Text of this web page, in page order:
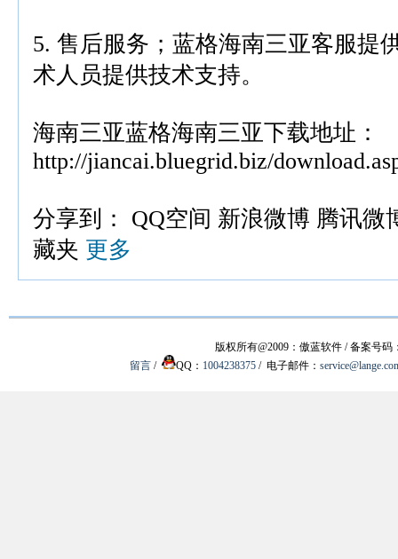
5. 售后服务；蓝格海南三亚客服提
术人员提供技术支持。
海南三亚蓝格海南三亚下载地址：
http://jiancai.bluegrid.biz/
分享到： QQ空间 新浪微博 腾讯微
藏夹 更多
版权所有@2009：傲蓝软件 / 备案号码
留言 / QQ： 1004238375 / 电子邮件：